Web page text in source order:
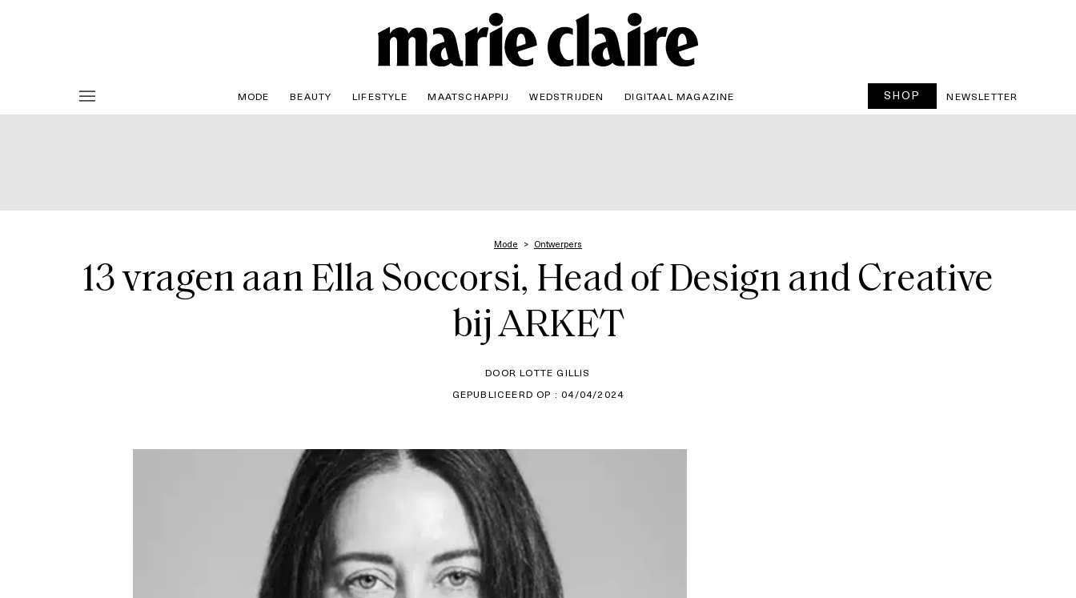
MODE BEAUTY LIFESTYLE MAATSCHAPPIJ WEDSTRIJDEN DIGITAAL MAGAZINE SHOP NEWSLETTER
Mode Ontwerpers
13 vragen aan Ella Soccorsi, Head of Design and Creative
bij ARKET
DOOR LOTTE GILLIS
GEPUBLICEERD OP : 04/04/2024